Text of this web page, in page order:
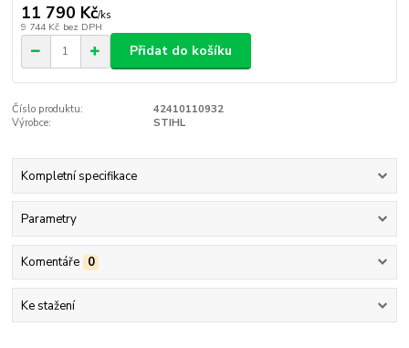
11 790 Kč/ks
9 744 Kč bez DPH
Přidat do košíku
Číslo produktu:
42410110932
Výrobce:
STIHL
Kompletní specifikace
Parametry
Komentáře 0
Ke stažení